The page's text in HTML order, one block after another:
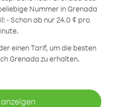
Nummer in Grenada
- Schon ab nur 24.0 ¢ pro
einen Tarif, um die besten
Grenada zu erhalten.